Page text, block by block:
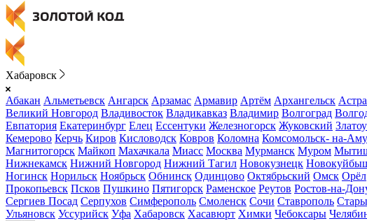
Хабаровск
Абакан Альметьевск Ангарск Арзамас Армавир Артём Архангельск
Великий Новгород Владивосток Владикавказ Владимир Волгоград
Евпатория Екатеринбург Елец Ессентуки Железногорск Жуковский
Кемерово Керчь Киров Кисловодск Ковров Коломна Комсомольск- на-
Магнитогорск Майкоп Махачкала Миасс Москва Мурманск Муром
Нижнекамск Нижний Новгород Нижний Тагил Новокузнецк
Ногинск Норильск Ноябрьск Обнинск Одинцово Октябрьский Омск Орёл
Прокопьевск Псков Пушкино Пятигорск Раменское Реутов Ростов-на-
Сергиев Посад Серпухов Симферополь Смоленск Сочи Ставрополь
Ульяновск Уссурийск Уфа Хабаровск Хасавюрт Химки Чебоксары